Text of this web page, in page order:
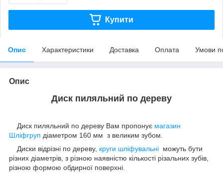
Купити
Опис Характеристики Доставка Оплата Умови
Опис
Диск пиляльний по дереву
Диск пиляльний по дереву Вам пропонує магазин
Шліфгруп діаметром 160 мм з великим зубом.
Диски відрізні по дереву, круги шліфувальні можуть бути
різних діаметрів, з різною наявністю кількості різальних зубів,
різною формою обдирної поверхні.